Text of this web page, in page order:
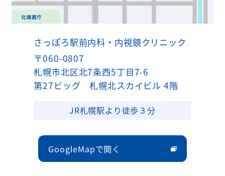
さっぽろ駅前内科・内視鏡クリニック
〒060-0807
札幌市北区北7条西5丁目7-6
第27ビッグ 札幌北スカイビル 4階
JR札幌駅より徒歩３分
GoogleMapで開く